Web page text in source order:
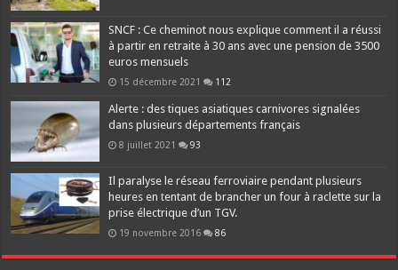
SNCF : Ce cheminot nous explique comment il a réussi
à partir en retraite à 30 ans avec une pension de 3500
euros mensuels
15 décembre 2021 112
Alerte : des tiques asiatiques carnivores signalées
dans plusieurs départements français
8 juillet 2021 93
Il paralyse le réseau ferroviaire pendant plusieurs
heures en tentant de brancher un four à raclette sur la
prise électrique d’un TGV.
19 novembre 2016 86